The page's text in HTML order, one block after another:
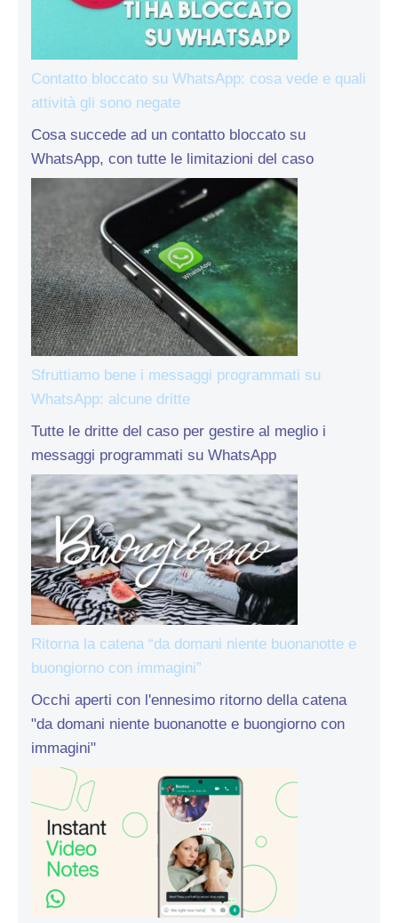
Contatto bloccato su WhatsApp: cosa vede e quali
attività gli sono negate
Cosa succede ad un contatto bloccato su
WhatsApp, con tutte le limitazioni del caso
Sfruttiamo bene i messaggi programmati su
WhatsApp: alcune dritte
Tutte le dritte del caso per gestire al meglio i
messaggi programmati su WhatsApp
Ritorna la catena “da domani niente buonanotte e
buongiorno con immagini”
Occhi aperti con l'ennesimo ritorno della catena
"da domani niente buonanotte e buongiorno con
immagini"